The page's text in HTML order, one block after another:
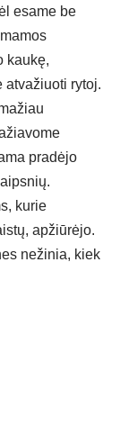
esame be
kaukę,
atvažiuoti rytoj.
pradėjo
kurie
apžiūrėjo.
nežinia, kiek